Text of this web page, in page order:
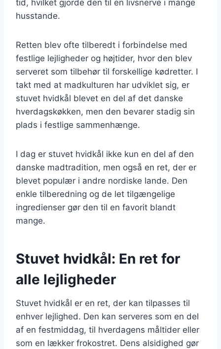
tid, hvilket gjorde den til en livsnerve i mange
husstande.
Retten blev ofte tilberedt i forbindelse med
festlige lejligheder og højtider, hvor den blev
serveret som tilbehør til forskellige kødretter. I
takt med at madkulturen har udviklet sig, er
stuvet hvidkål blevet en del af det danske
hverdagskøkken, men den bevarer stadig sin
plads i festlige sammenhænge.
I dag er stuvet hvidkål ikke kun en del af den
danske madtradition, men også en ret, der er
blevet populær i andre nordiske lande. Den
enkle tilberedning og de let tilgængelige
ingredienser gør den til en favorit blandt
mange.
Stuvet hvidkål: En ret for
alle lejligheder
Stuvet hvidkål er en ret, der kan tilpasses til
enhver lejlighed. Den kan serveres som en del
af en festmiddag, til hverdagens måltider eller
som en lækker frokostret. Dens alsidighed gør